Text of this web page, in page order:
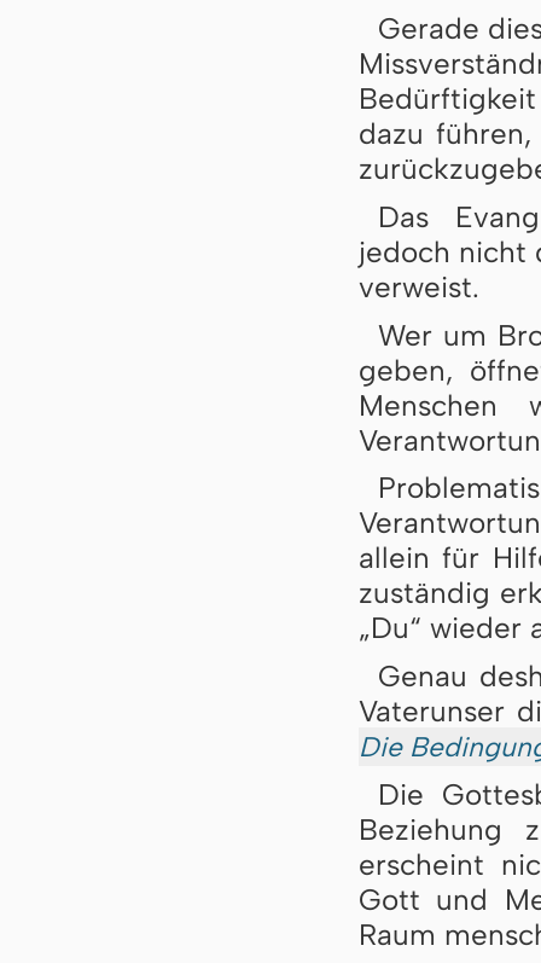
Gerade
dazu
Das
jedoch nicht
verweist.
Wer um
geben,
Menschen
allein für
zuständig
„Du“ wieder
Genau
Vaterunser
Die
Die
Beziehung
erscheint
Gott und
Raum